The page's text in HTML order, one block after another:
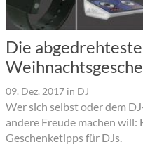
Die
09. Dez. 2017 in DJ
Wer sich selbst oder dem
andere Freude machen will:
Geschenketipps für DJs.